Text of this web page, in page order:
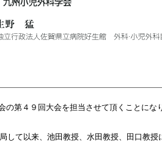
第４９回大会を担当させて頂くことにな
して以来、池田教授、水田教授、田口教授